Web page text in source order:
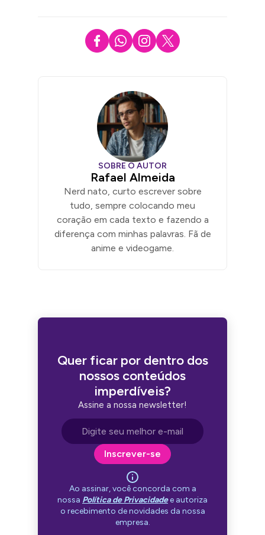
SOBRE O AUTOR
Rafael Almeida
Nerd nato, curto escrever sobre
tudo, sempre colocando meu
coração em cada texto e fazendo a
diferença com minhas palavras. Fã de
anime e videogame.
Quer ficar por dentro dos
nossos conteúdos
imperdíveis?
Assine a nossa newsletter!
Endereço de e-mail
Inscrever-se
Ao assinar, você concorda com a
nossa Política de Privacidadee autoriza
o recebimento de novidades da nossa
empresa.